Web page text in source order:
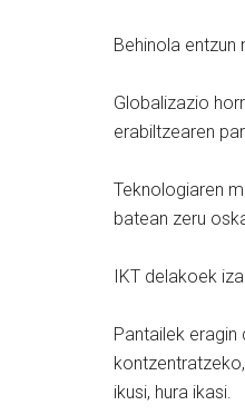
Behinola entzun
Globalizazio
erabiltzearen
Teknologiaren
batean zeru
IKT delakoek
Pantailek
ikusi, hura ikasi.